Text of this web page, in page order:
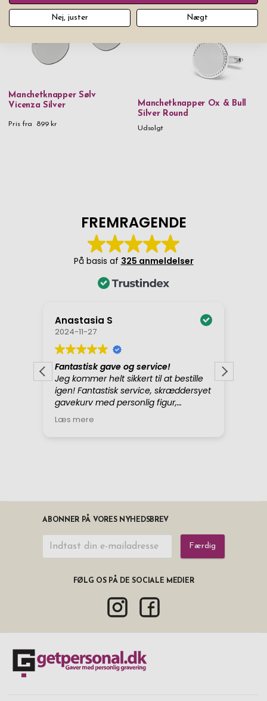
Manchetknapper Sølv
Vicenza Silver
Pris fra 899 kr
Manchetknapper Ox & Bull
Silver Round
Udsolgt
ABONNER PÅ VORES NYHEDSBREV
Færdig
FØLG OS PÅ DE SOCIALE MEDIER
Nej, juster Nægt